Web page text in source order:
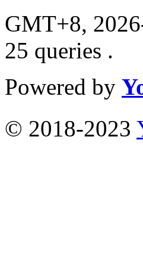
GMT+8,
25 queries .
Powered by
© 2018-2023